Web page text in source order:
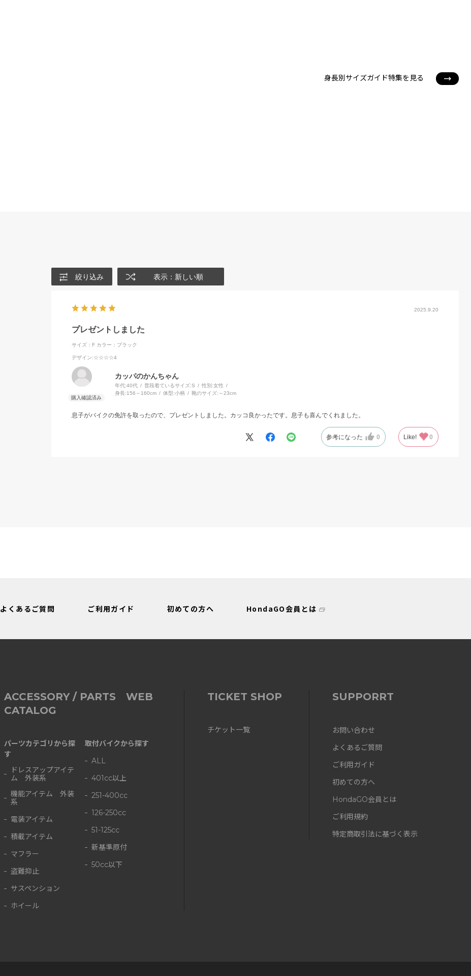
身長別サイズガイド特集を見る
絞り込み 表示：新しい順
2025.9.20
プレゼントしました
サイズ：F カラー：ブラック
デザイン:☆☆☆☆4
カッパのかんちゃん
年代:40代 普段着ているサイズ:S 性別:女性
身長:156～160cm 体型:小柄 靴のサイズ: ～23cm
息子がバイクの免許を取ったので、プレゼントしました。カッコ良かったです。息子も喜んでくれました。
参考になった 0 Like! 0
質感もあり、重さもちょうど良くてバイクの鍵一つ付けてポケットに入れたら収まりが良いですが
よくあるご質問 ご利用ガイド 初めての方へ HondaGO会員とは
ACCESSORY / PARTS WEB
CATALOG
パーツカテゴリから探
す
ドレスアップアイテ
ム 外装系
機能アイテム 外装
系
電装アイテム
積載アイテム
マフラー
盗難抑止
サスペンション
ホイール
取付バイクから探す
ALL
401cc以上
251-400cc
126-250cc
51-125cc
新基準原付
50cc以下
TICKET SHOP
チケット一覧
SUPPORRT
お問い合わせ
よくあるご質問
ご利用ガイド
初めての方へ
HondaGO会員とは
ご利用規約
特定商取引法に基づく表示